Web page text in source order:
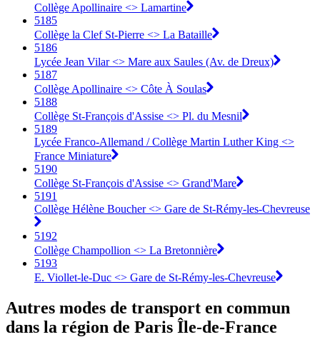
Collège Apollinaire <> Lamartine
5185
Collège la Clef St-Pierre <> La Bataille
5186
Lycée Jean Vilar <> Mare aux Saules (Av. de Dreux)
5187
Collège Apollinaire <> Côte À Soulas
5188
Collège St-François d'Assise <> Pl. du Mesnil
5189
Lycée Franco-Allemand / Collège Martin Luther King <>
France Miniature
5190
Collège St-François d'Assise <> Grand'Mare
5191
Collège Hélène Boucher <> Gare de St-Rémy-les-Chevreuse
5192
Collège Champollion <> La Bretonnière
5193
E. Viollet-le-Duc <> Gare de St-Rémy-les-Chevreuse
Autres modes de transport en commun
dans la région de Paris Île-de-France